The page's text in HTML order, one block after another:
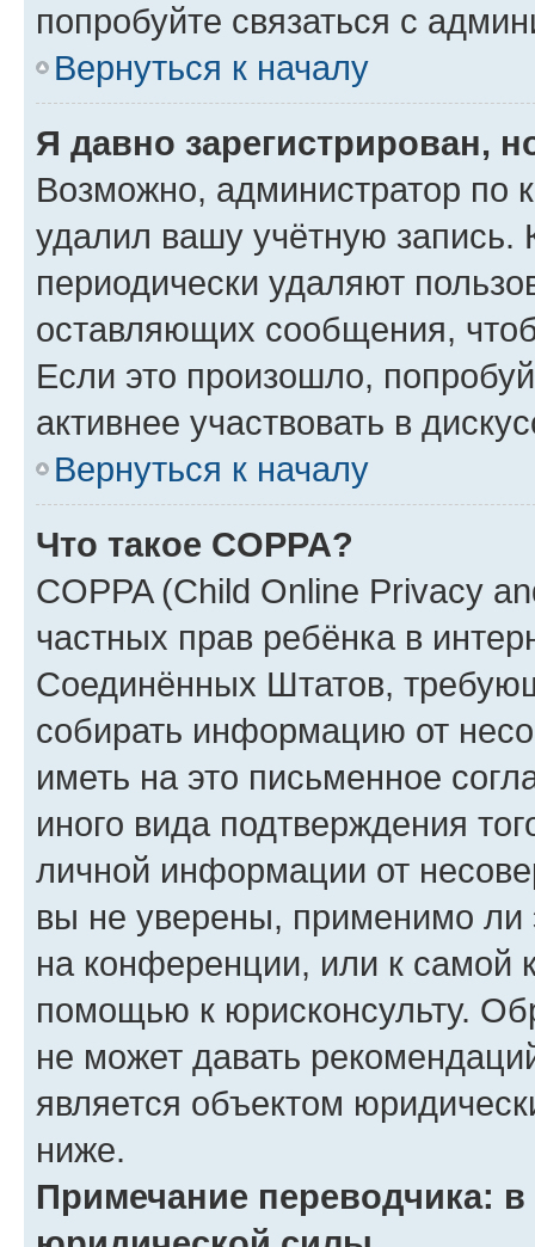
попробуйте связаться с
Вернуться к началу
Я давно зарегистрирован,
Возможно, администратор по
удалил вашу учётную запись.
периодически удаляют
оставляющих сообщения,
Если это произошло,
активнее участвовать в
Вернуться к началу
Что такое COPPA?
COPPA (Child Online Privacy
частных прав ребёнка в
Соединённых Штатов,
собирать информацию от
иметь на это письменное
иного вида подтверждения
личной информации от
вы не уверены, применимо ли
на конференции, или к самой
помощью к юрисконсульту.
не может давать
является объектом
ниже.
Примечание переводчика: